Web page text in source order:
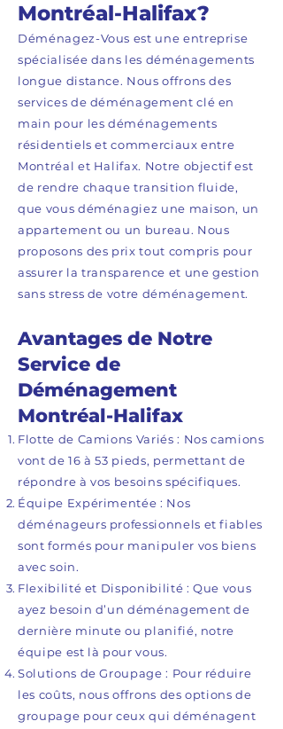
Montréal-Halifax?
Déménagez-Vous est une entreprise
spécialisée dans les déménagements
longue distance. Nous offrons des
services de déménagement clé en
main pour les déménagements
résidentiels et commerciaux entre
Montréal et Halifax. Notre objectif est
de rendre chaque transition fluide,
que vous déménagiez une maison, un
appartement ou un bureau. Nous
proposons des prix tout compris pour
assurer la transparence et une gestion
sans stress de votre déménagement.
Avantages de Notre
Service de
Déménagement
Montréal-Halifax
Flotte de Camions Variés : Nos camions
vont de 16 à 53 pieds, permettant de
répondre à vos besoins spécifiques.
Équipe Expérimentée : Nos
déménageurs professionnels et fiables
sont formés pour manipuler vos biens
avec soin.
Flexibilité et Disponibilité : Que vous
ayez besoin d’un déménagement de
dernière minute ou planifié, notre
équipe est là pour vous.
Solutions de Groupage : Pour réduire
les coûts, nous offrons des options de
groupage pour ceux qui déménagent